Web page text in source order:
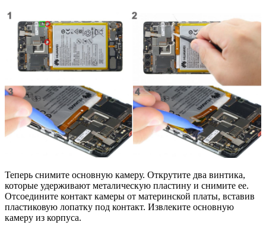
Теперь снимите основную камеру. Открутите два винтика,
которые удерживают металическую пластину и снимите ее.
Отсоедините контакт камеры от материнской платы, вставив
пластиковую лопатку под контакт. Извлеките основную
камеру из корпуса.